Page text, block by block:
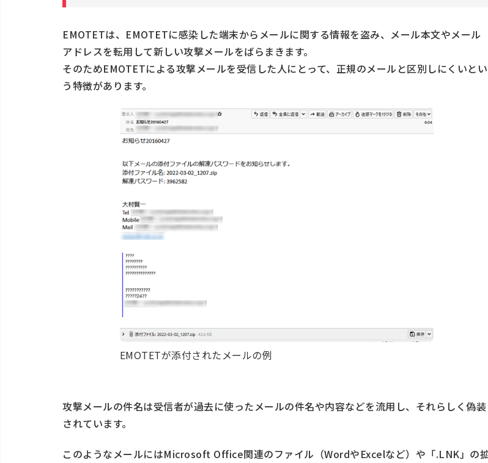
EMOTETは、EMOTETに感染した端末からメールに関する情報を盗み、メール本文やメール
アドレスを転用して新しい攻撃メールをばらまきます。
そのためEMOTETによる攻撃メールを受信した人にとって、正規のメールと区別しにくいとい
う特徴があります。
EMOTETが添付されたメールの例
攻撃メールの件名は受信者が過去に使ったメールの件名や内容などを流用し、それらしく偽装
されています。
このようなメールにはMicrosoft Office関連のファイル（WordやExcelなど）や「.LNK」の